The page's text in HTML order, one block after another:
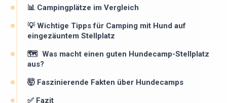
📊 Campingplätze im Vergleich
💡 Wichtige Tipps für Camping mit Hund auf
eingezäuntem Stellplatz
🗺 ️ Was macht einen guten Hundecamp-Stellplatz
aus?
🤯 Faszinierende Fakten über Hundecamps
✅ Fazit